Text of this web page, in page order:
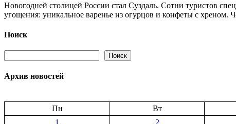
от
импорта
Новогодний
Суздаль:
Новогодней столицей России стал Суздаль. Сотни туристов
угощения: уникальное варенье из огурцов и конфеты с хреном.
Поиск
Поиск
Архив новостей
Пн
Вт
1
2